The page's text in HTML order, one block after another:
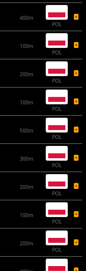
400m
POL
100m
POL
200m
POL
100m
POL
500m
POL
300m
POL
200m
POL
100m
POL
200m
POL